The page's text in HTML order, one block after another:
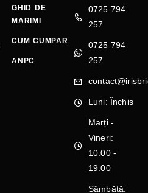
GHID DE
MARIMI
CUM CUMPAR
ANPC
0725 794
257
0725 794
257
Luni: Închis
Marți -
Vineri:
10:00 -
19:00
Sâmbătă: